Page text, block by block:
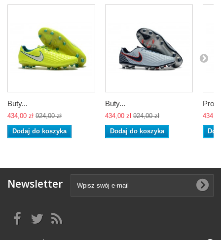
Buty...
434,00 zł 924,00 zł
Dodaj do koszyka
Buty...
434,00 zł 924,00 zł
Dodaj do koszyka
Newsletter